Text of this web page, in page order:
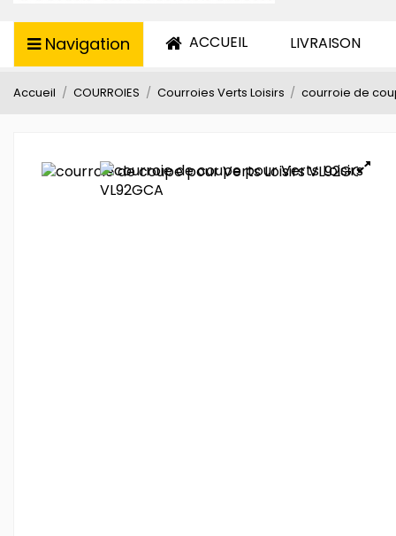
Navigation ACCUEIL LIVRAISON
Accueil COURROIES Courroies Verts Loisirs courroie de